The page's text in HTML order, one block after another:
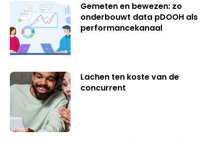
Gemeten en bewezen: zo
onderbouwt data pDOOH als
performancekanaal
Lachen ten koste van de
concurrent